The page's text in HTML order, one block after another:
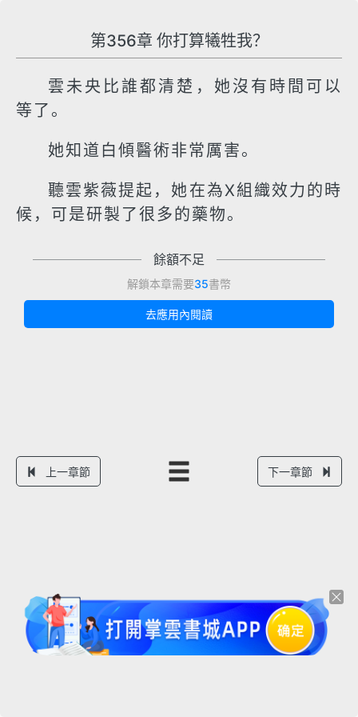
第356章 你打算犧牲我？
雲未央比誰都清楚，她沒有時間可以
等了。
她知道白傾醫術非常厲害。
聽雲紫薇提起，她在為X組織效力的時
候，可是研製了很多的藥物。
餘額不足
解鎖本章需要35書幣
去應用內閱讀
上一章節 下一章節